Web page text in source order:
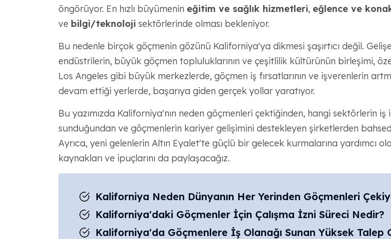
öngörüyor. En hızlı büyümenin eğitim ve sağlık hizmetleri, eğlence ve
ve bilgi/teknoloji sektörlerinde olması bekleniyor.
Bu nedenle birçok göçmenin gözünü Kaliforniya'ya dikmesi şaşırtıcı değil.
endüstrilerin, büyük göçmen topluluklarının ve çeşitlilik kültürünün birleşimi,
Los Angeles gibi büyük merkezlerde, göçmen iş fırsatlarının ve işverenlerin
devam ettiği yerlerde, başarıya giden gerçek yollar yaratıyor.
Bu yazımızda Kaliforniya'nın neden göçmenleri çektiğinden, hangi sektörlerin iş
sunduğundan ve göçmenlerin kariyer gelişimini destekleyen şirketlerden
Ayrıca, yeni gelenlerin Altın Eyalet'te güçlü bir gelecek kurmalarına yardımcı
kaynakları ve ipuçlarını da paylaşacağız.
Kaliforniya Neden Dünyanın Her Yerinden Göçmenleri
Kaliforniya'daki Göçmenler İçin Çalışma İzni Süreci Nedir?
Kaliforniya'da Göçmenlere İş Olanağı Sunan Yüksek Talep